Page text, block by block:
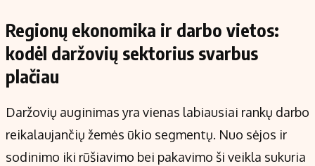
Regionų ekonomika ir darbo vietos:
kodėl daržovių sektorius svarbus
plačiau
Daržovių auginimas yra vienas labiausiai rankų darbo
reikalaujančių žemės ūkio segmentų. Nuo sėjos ir
sodinimo iki rūšiavimo bei pakavimo ši veikla sukuria